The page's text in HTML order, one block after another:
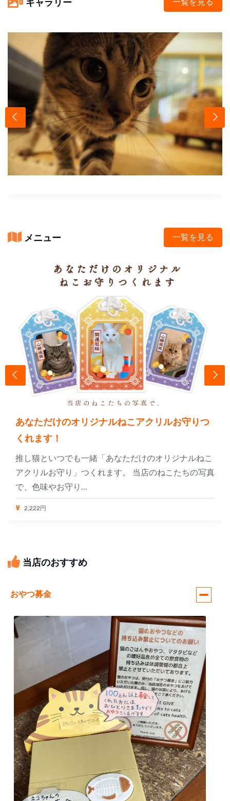
一覧を見る
メニュー 一覧を見る
あなただけのオリジナルねこアクリルお守りつ
くれます！
推し猫といつでも一緒「あなただけのオリジナルねこ
アクリルお守り」つくれます。 当店のねこたちの写真
で、色味やお守り...
2,222円
当店のおすすめ
おやつ募金